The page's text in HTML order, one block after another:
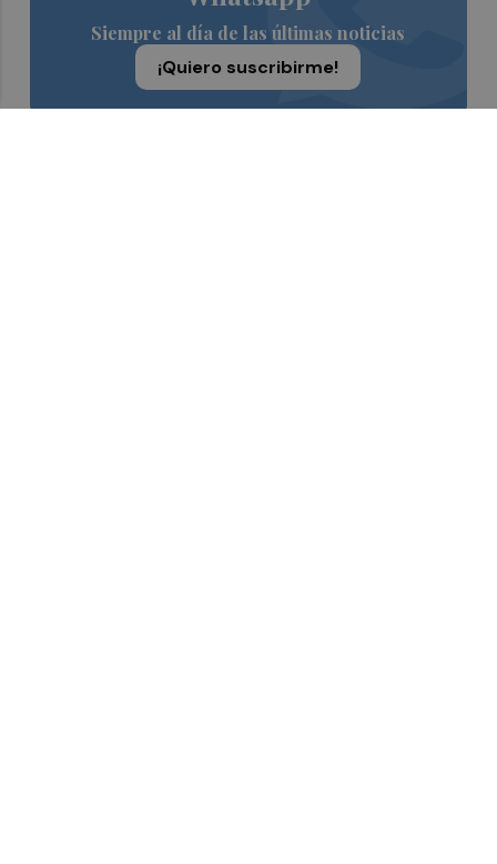
Siempre al día de las últimas noticias
¡Quiero suscribirme!